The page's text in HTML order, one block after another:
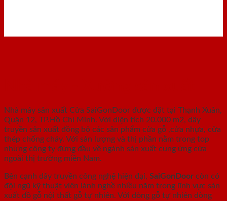
Nhà máy sản xuất Cửa SaiGonDoor được đặt tại Thạnh Xuân,
Quận 12, TP.Hồ Chí Minh. Với diện tích 20.000 m2, dây
truyền sản xuất đồng bộ các sản phẩm cửa gỗ ,cửa nhựa, cửa
thép chống cháy. Với sản lượng và thị phần nằm trong top
những công ty đứng đầu về ngành sản xuất cung ứng cửa
ngoài thị trường miền Nam.
Bên cạnh dây truyền công nghệ hiện đại, SaiGonDoor còn có
đội ngũ kỹ thuật viên lành nghề nhiều năm trong lĩnh vực sản
xuất đồ gỗ nội thất gỗ tự nhiên. Với dòng gỗ tự nhiên dòng